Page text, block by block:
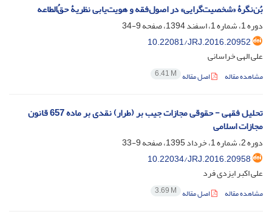
بُن‌نگرۀ «شخصیت‌گرایی» در اصول‌فقه و هویت‌یابی نظریۀ حقُ‌الطاعه
دوره 1، شماره 1، اسفند 1394، صفحه
9-34
10.22081/JRJ.2016.20952
علی الهی خراسانی
مشاهده مقاله اصل مقاله 6.41 M
تحلیل فقهی - حقوقی مجازات جیب بر (طرار) نقدی بر ماده 657 قانون
مجازات اسلامی
دوره 2، شماره 1، خرداد 1395، صفحه
9-33
10.22034/JRJ.2016.20958
علی اکبر ایزدی فرد
مشاهده مقاله اصل مقاله 3.69 M